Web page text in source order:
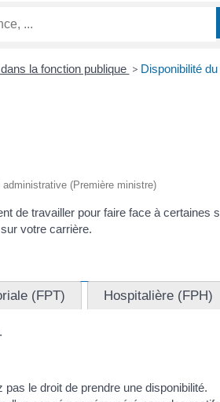
la fonction publique > Disponibilité
(Première ministre)
de travailler pour faire face à
votre carrière.
(FPT) Hospitalière (FPH)
le droit de prendre une disponibilité.